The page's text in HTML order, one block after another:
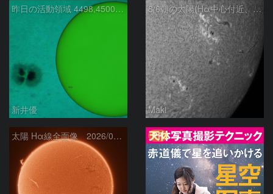
昨日の活動領域 4498,4500：2026/08/05
新井優
8/6朝の太陽(Hα中心付近、4498、4502付近)
Maki
太陽 Hα線全面像 2026/08/06 PR